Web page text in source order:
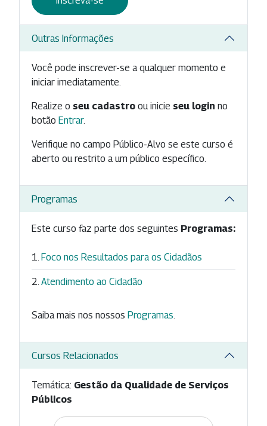
Outras Informações
Você pode inscrever-se a qualquer momento e
iniciar imediatamente.
Realize o seu cadastro ou inicie seu login no
botão Entrar.
Verifique no campo Público-Alvo se este curso é
aberto ou restrito a um público específico.
Programas
Este curso faz parte dos seguintes Programas:
Foco nos Resultados para os Cidadãos
Atendimento ao Cidadão
Saiba mais nos nossos Programas.
Cursos Relacionados
Temática: Gestão da Qualidade de Serviços
Públicos